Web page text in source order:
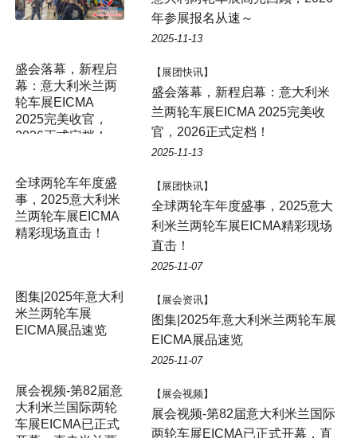
年参展报名从速～
2025-11-13
盛会落幕，新程启
幕：意大利米兰两
轮车展EICMA
2025完美收官，
2026正式定档！
【展团快讯】
盛会落幕，新程启幕：意大利米
兰两轮车展EICMA 2025完美收
官，2026正式定档！
2025-11-13
全球两轮车年度盛
事，2025意大利米
兰两轮车展EICMA
精彩现场直击！
【展团快讯】
全球两轮车年度盛事，2025意大
利米兰两轮车展EICMA精彩现场
直击！
2025-11-07
图集|2025年意大利
米兰两轮车展
EICMA展品速览
【展会资讯】
图集|2025年意大利米兰两轮车展
EICMA展品速览
2025-11-07
展会视频-第82届意
大利米兰国际两轮
车展EICMA已正式
【展会视频】
展会视频-第82届意大利米兰国际
两轮车展EICMA已正式开幕，直